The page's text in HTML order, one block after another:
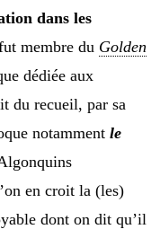
dans les
membre du Golden
dédiée aux
du recueil, par sa
notamment le
en croit la (les)
dont on dit qu’il